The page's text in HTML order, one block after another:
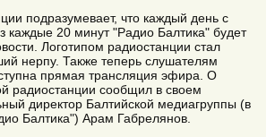
подразумевает, что каждый день с
каждые 20 минут "Радио Балтика" будет
Логотипом радиостанции стал
нерпу. Также теперь слушателям
прямая трансляция эфира. О
радиостанции сообщил в своем
директор Балтийской медиагруппы (в
Балтика") Арам Габрелянов.